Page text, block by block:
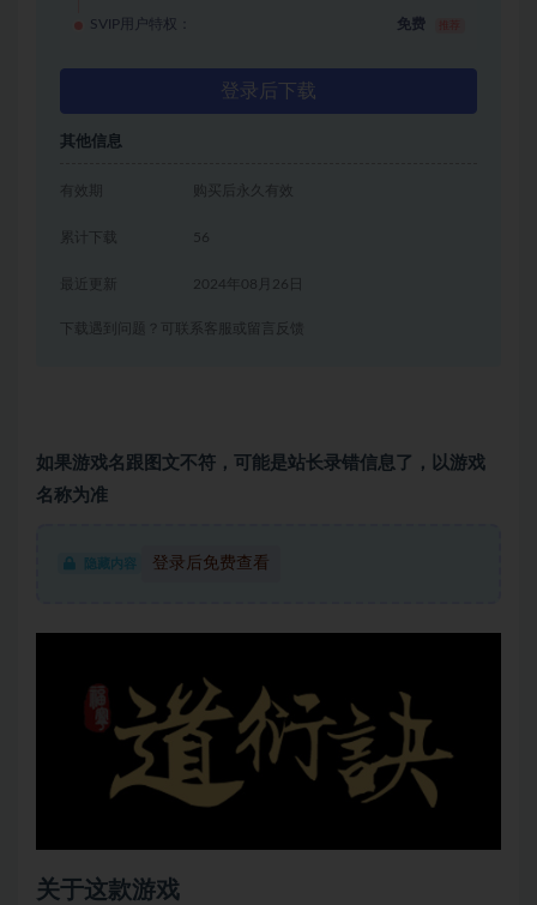
SVIP用户特权： 免费
登录后下载
其他信息
有效期 购买后永久有效
累计下载 56
2024年08月26日
下载遇到问题？可联系客服或留言反馈
如果游戏名跟图文不符，可能是站长录错信息了，以游戏
名称为准
隐藏内容 登录后免费查看
关于这款游戏